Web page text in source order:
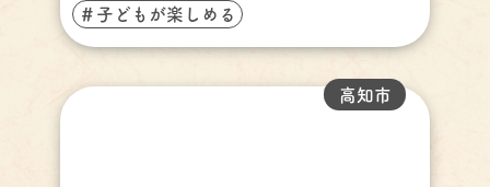
＃子どもが楽しめる
高知市